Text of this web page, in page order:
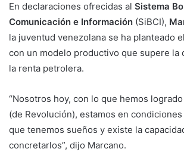
En declaraciones ofrecidas al Sistema
Comunicación e Información (SiBCI),
la juventud venezolana se ha planteado
con un modelo productivo que supere la
la renta petrolera.
“Nosotros hoy, con lo que hemos
(de Revolución), estamos en
que tenemos sueños y existe la
concretarlos”, dijo Marcano.